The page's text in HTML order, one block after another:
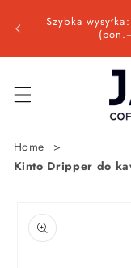
Home
Kinto Dripper do
Pomiń,
do
informacji